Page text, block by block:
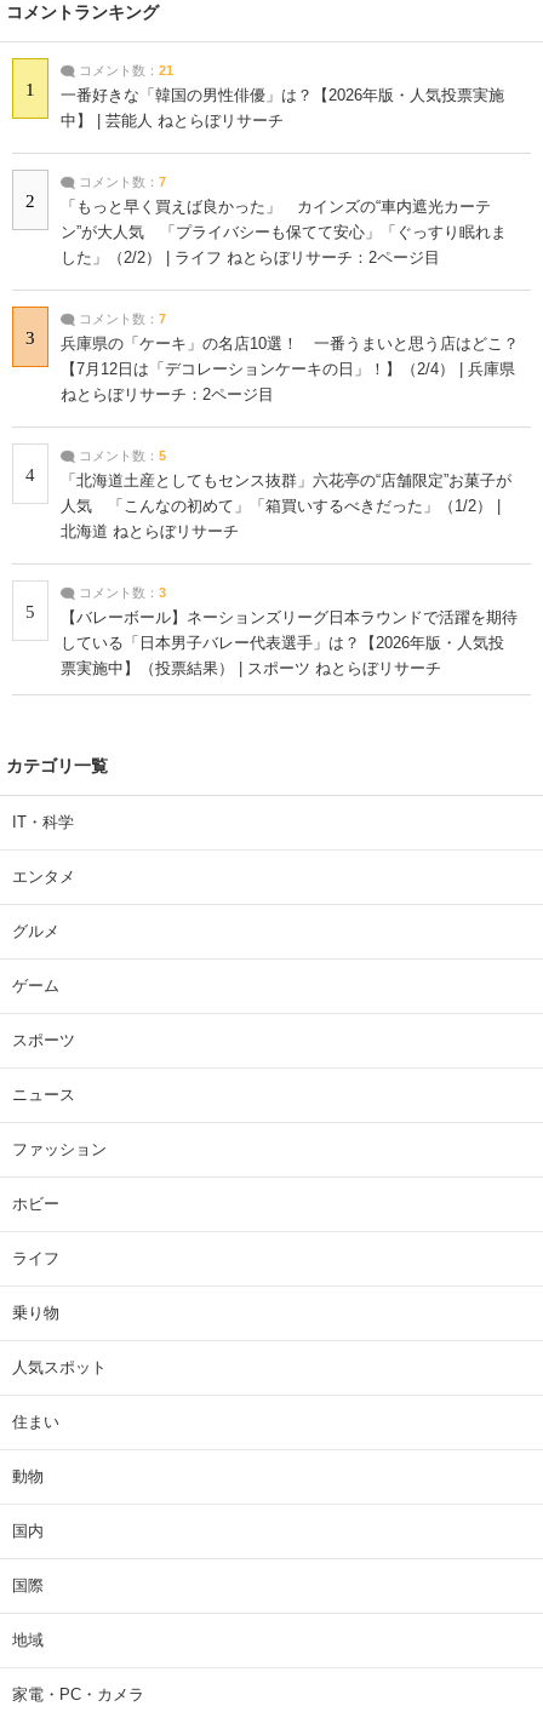
コメントランキング
1
コメント数： 21
一番好きな「韓国の男性俳優」は？【2026年版・人気投票実施
中】 | 芸能人 ねとらぼリサーチ
2
コメント数： 7
「もっと早く買えば良かった」 カインズの“車内遮光カーテ
ン”が大人気 「プライバシーも保てて安心」「ぐっすり眠れま
した」（2/2） | ライフ ねとらぼリサーチ：2ページ目
3
コメント数： 7
兵庫県の「ケーキ」の名店10選！ 一番うまいと思う店はどこ？
【7月12日は「デコレーションケーキの日」！】（2/4） | 兵庫県
ねとらぼリサーチ：2ページ目
4
コメント数： 5
「北海道土産としてもセンス抜群」六花亭の“店舗限定”お菓子が
人気 「こんなの初めて」「箱買いするべきだった」（1/2） |
北海道 ねとらぼリサーチ
5
コメント数： 3
【バレーボール】ネーションズリーグ日本ラウンドで活躍を期待
している「日本男子バレー代表選手」は？【2026年版・人気投
票実施中】（投票結果） | スポーツ ねとらぼリサーチ
カテゴリ一覧
IT・科学
エンタメ
グルメ
ゲーム
スポーツ
ニュース
ファッション
ホビー
ライフ
乗り物
人気スポット
住まい
動物
国内
国際
地域
家電・PC・カメラ